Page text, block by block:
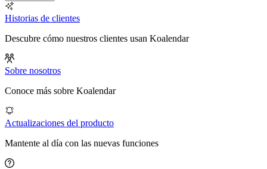
Historias de clientes
Descubre cómo nuestros clientes usan Koalendar
Sobre nosotros
Conoce más sobre Koalendar
Actualizaciones del producto
Mantente al día con las nuevas funciones